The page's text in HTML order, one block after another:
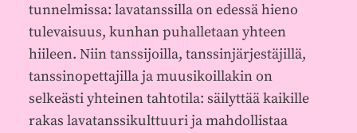
tunnelmissa: lavatanssilla on edessä hieno
tulevaisuus, kunhan puhalletaan yhteen
hiileen. Niin tanssijoilla, tanssinjärjestäjillä,
tanssinopettajilla ja muusikoillakin on
selkeästi yhteinen tahtotila: säilyttää kaikille
rakas lavatanssikulttuuri ja mahdollistaa